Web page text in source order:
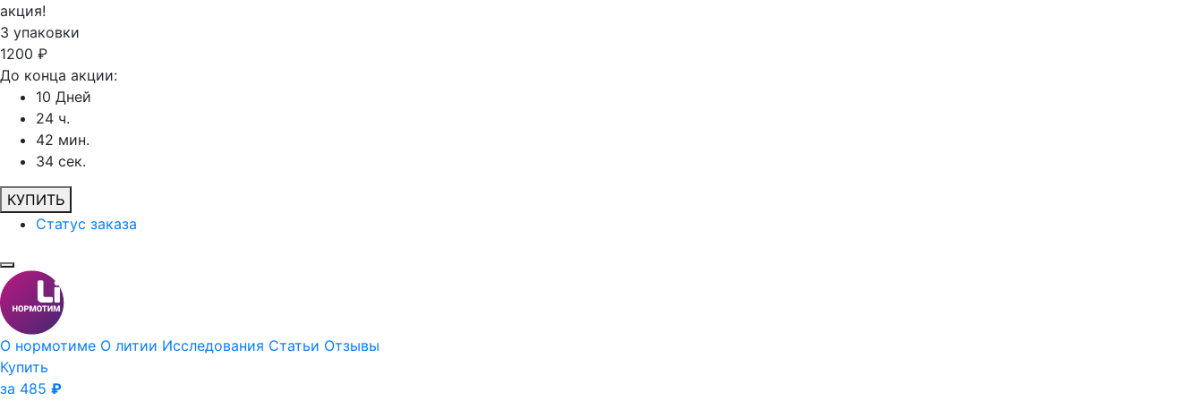
акция!
3 упаковки
1200 ₽
До конца акции:
10 Дней
24 ч.
42 мин.
34 сек.
КУПИТЬ
Статус заказа
О нормотиме О литии Исследования Статьи Отзывы
Купить
за 485 ₽